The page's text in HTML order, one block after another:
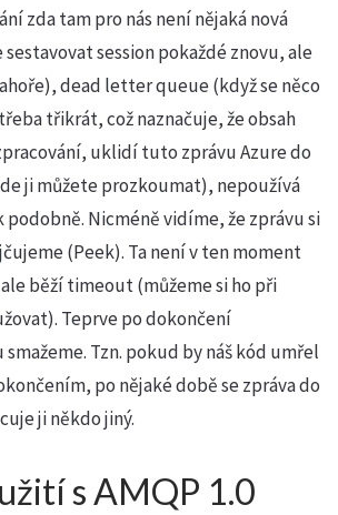
zda tam pro nás není nějaká nová
session pokaždé znovu, ale
dead letter queue (když se něco
třikrát, což naznačuje, že obsah
uklidí tuto zprávu Azure do
ji můžete prozkoumat), nepoužívá
podobně. Nicméně vidíme, že zprávu si
(Peek). Ta není v ten moment
běží timeout (můžeme si ho při
Teprve po dokončení
Tzn. pokud by náš kód umřel
po nějaké době se zpráva do
ji někdo jiný.
s AMQP 1.0